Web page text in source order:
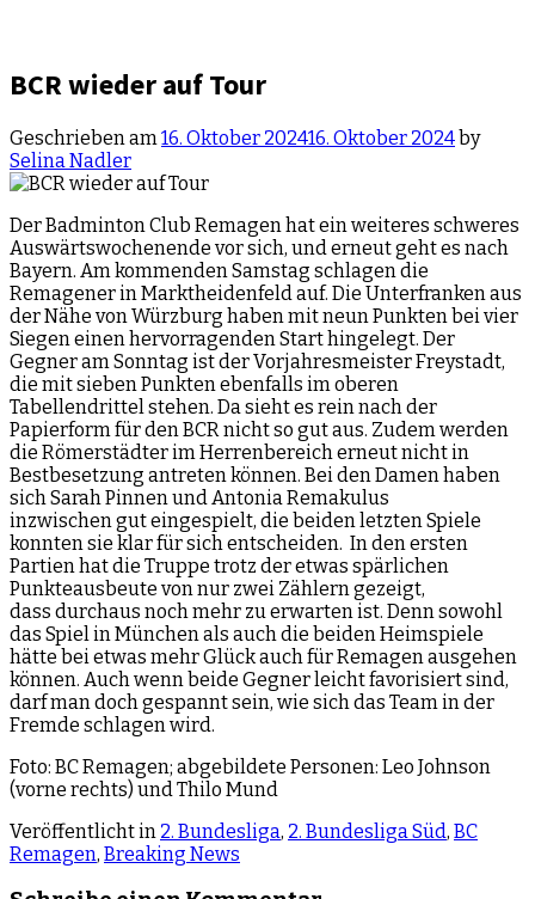
BCR wieder auf Tour
Geschrieben am 16. Oktober 202416. Oktober 2024by
Selina Nadler
Der Badminton Club Remagen hat ein weiteres schweres
Auswärtswochenende vor sich, und erneut geht es nach
Bayern. Am kommenden Samstag schlagen die
Remagener in Marktheidenfeld auf. Die Unterfranken aus
der Nähe von Würzburg haben mit neun Punkten bei vier
Siegen einen hervorragenden Start hingelegt. Der
Gegner am Sonntag ist der Vorjahresmeister Freystadt,
die mit sieben Punkten ebenfalls im oberen
Tabellendrittel stehen. Da sieht es rein nach der
Papierform für den BCR nicht so gut aus. Zudem werden
die Römerstädter im Herrenbereich erneut nicht in
Bestbesetzung antreten können. Bei den Damen haben
sich Sarah Pinnen und Antonia Remakulus
inzwischen gut eingespielt, die beiden letzten Spiele
konnten sie klar für sich entscheiden. In den ersten
Partien hat die Truppe trotz der etwas spärlichen
Punkteausbeute von nur zwei Zählern gezeigt,
dass durchaus noch mehr zu erwarten ist. Denn sowohl
das Spiel in München als auch die beiden Heimspiele
hätte bei etwas mehr Glück auch für Remagen ausgehen
können. Auch wenn beide Gegner leicht favorisiert sind,
darf man doch gespannt sein, wie sich das Team in der
Fremde schlagen wird.
Foto: BC Remagen; abgebildete Personen: Leo Johnson
(vorne rechts) und Thilo Mund
Veröffentlicht in 2. Bundesliga, 2. Bundesliga Süd, BC
Remagen, Breaking News